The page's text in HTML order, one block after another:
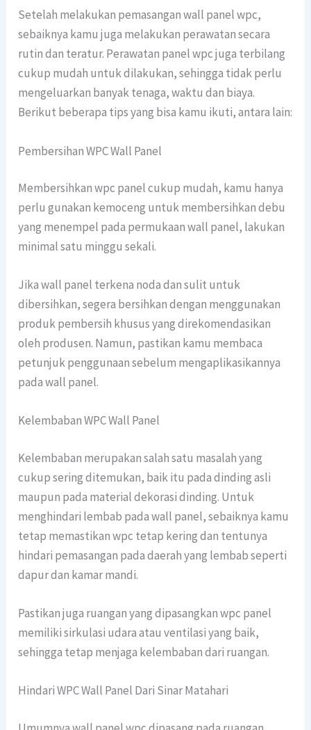
Setelah melakukan pemasangan wall panel wpc,
sebaiknya kamu juga melakukan perawatan secara
rutin dan teratur. Perawatan panel wpc juga terbilang
cukup mudah untuk dilakukan, sehingga tidak perlu
mengeluarkan banyak tenaga, waktu dan biaya.
Berikut beberapa tips yang bisa kamu ikuti, antara lain:
Pembersihan WPC Wall Panel
Membersihkan wpc panel cukup mudah, kamu hanya
perlu gunakan kemoceng untuk membersihkan debu
yang menempel pada permukaan wall panel, lakukan
minimal satu minggu sekali.
Jika wall panel terkena noda dan sulit untuk
dibersihkan, segera bersihkan dengan menggunakan
produk pembersih khusus yang direkomendasikan
oleh produsen. Namun, pastikan kamu membaca
petunjuk penggunaan sebelum mengaplikasikannya
pada wall panel.
Kelembaban WPC Wall Panel
Kelembaban merupakan salah satu masalah yang
cukup sering ditemukan, baik itu pada dinding asli
maupun pada material dekorasi dinding. Untuk
menghindari lembab pada wall panel, sebaiknya kamu
tetap memastikan wpc tetap kering dan tentunya
hindari pemasangan pada daerah yang lembab seperti
dapur dan kamar mandi.
Pastikan juga ruangan yang dipasangkan wpc panel
memiliki sirkulasi udara atau ventilasi yang baik,
sehingga tetap menjaga kelembaban dari ruangan.
Hindari WPC Wall Panel Dari Sinar Matahari